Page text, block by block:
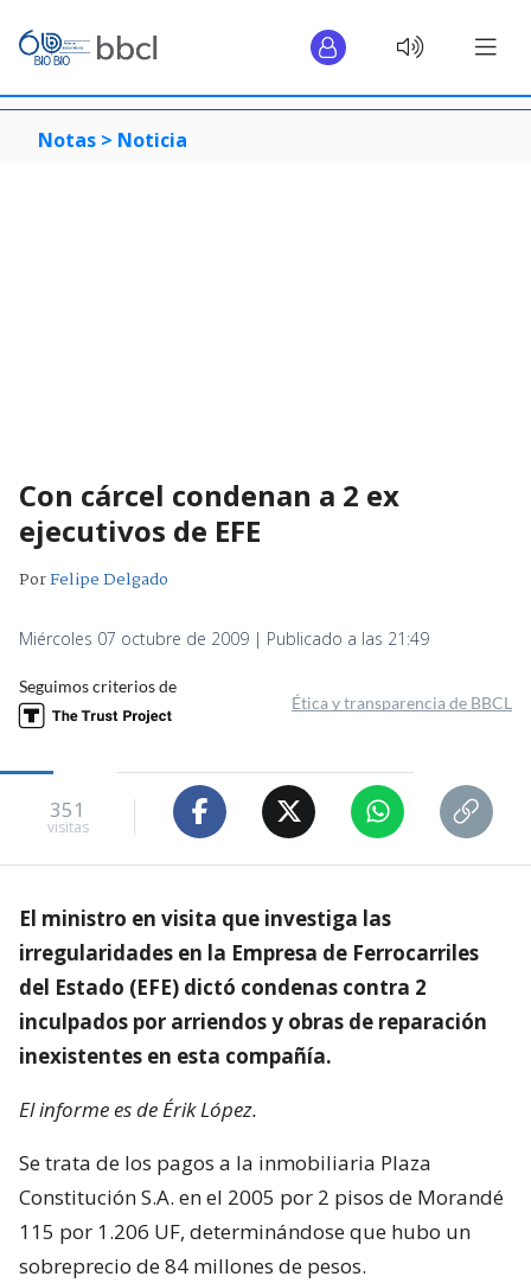
Notas > Noticia
Con cárcel condenan a 2 ex
ejecutivos de EFE
PorFelipe Delgado
Miércoles 07 octubre de 2009 | Publicado a las 21:49
Seguimos criterios de
Ética y transparencia de BBCL
351
visitas
El ministro en visita que investiga las
irregularidades en la Empresa de Ferrocarriles
del Estado (EFE) dictó condenas contra 2
inculpados por arriendos y obras de reparación
inexistentes en esta compañía.
El informe es de Érik López.
Se trata de los pagos a la inmobiliaria Plaza
Constitución S.A. en el 2005 por 2 pisos de Morandé
115 por 1.206 UF, determinándose que hubo un
sobreprecio de 84 millones de pesos.